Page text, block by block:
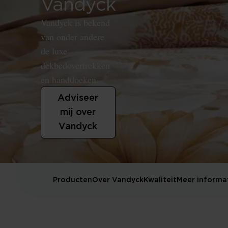
Vandyck
Vandyck is bekend
van onder andere
de luxe
dekbedovertrekken
en handdoeken.
Adviseer
mij over
Vandyck
ProductenOver Vandyck Kwaliteit Meer